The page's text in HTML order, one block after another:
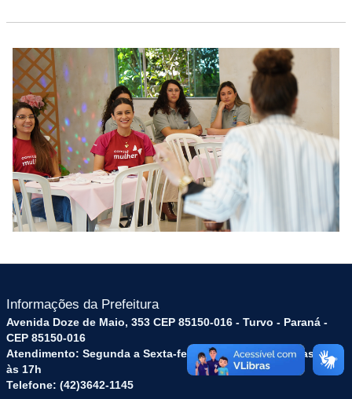
Informações da Prefeitura
Avenida Doze de Maio, 353 CEP 85150-016 - Turvo - Paraná -
CEP 85150-016
Atendimento: Segunda a Sexta-feira: das 8h às 12h e das 13h
às 17h
Telefone: (42)3642-1145